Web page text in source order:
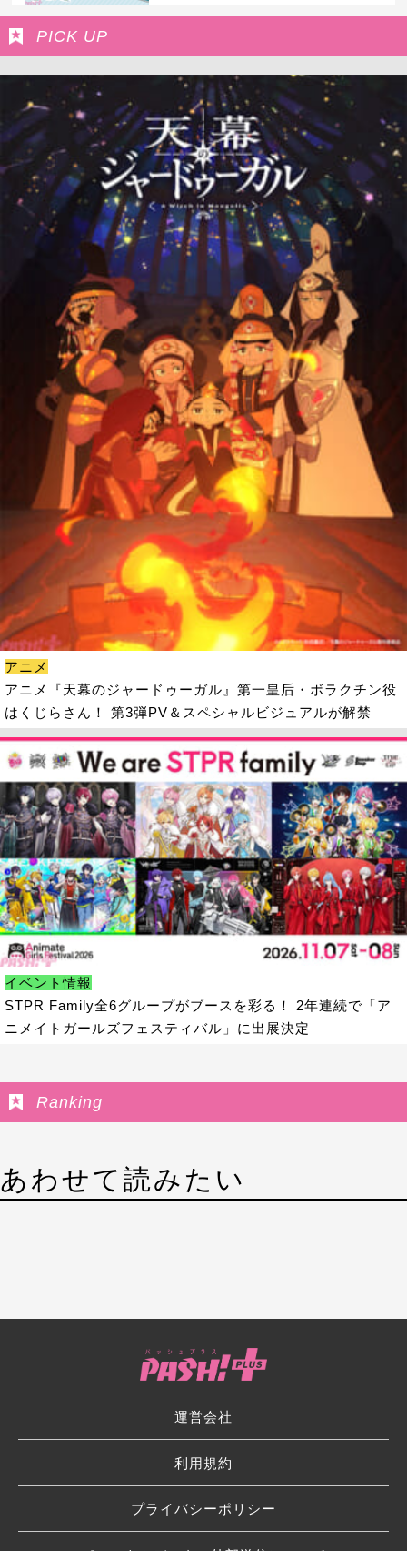
PICK UP
アニメ
アニメ『天幕のジャードゥーガル』第一皇后・ボラクチン役
はくじらさん！ 第3弾PV＆スペシャルビジュアルが解禁
イベント情報
STPR Family全6グループがブースを彩る！ 2年連続で「ア
ニメイトガールズフェスティバル」に出展決定
Ranking
あわせて読みたい
運営会社
利用規約
プライバシーポリシー